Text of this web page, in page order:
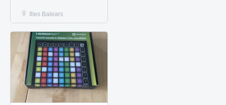
Illes Balears